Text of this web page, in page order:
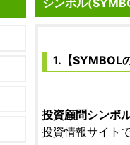
シンボル
1.【SYMBOL
投資顧問シンボ
投資情報サイトで